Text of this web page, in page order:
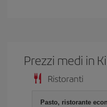
Prezzi medi in
Ristoranti
Pasto, ristorante